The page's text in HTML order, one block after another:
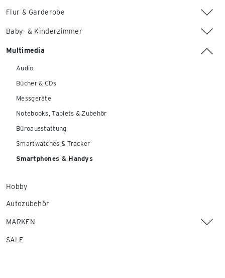
Flur & Garderobe
Baby- & Kinderzimmer
Multimedia
Audio
Bücher & CDs
Messgeräte
Notebooks, Tablets & Zubehör
Büroausstattung
Smartwatches & Tracker
Smartphones & Handys
Hobby
Autozubehör
MARKEN
SALE